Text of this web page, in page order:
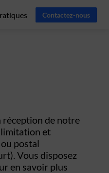
Contactez-nous
réception de notre
limitation et
postal
Vous disposez
en savoir plus